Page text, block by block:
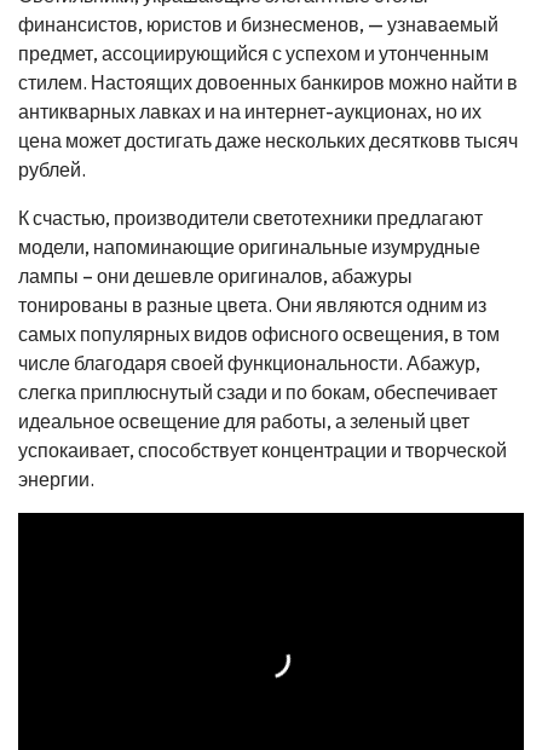
финансистов, юристов и бизнесменов, — узнаваемый
предмет, ассоциирующийся с успехом и утонченным
стилем. Настоящих довоенных банкиров можно найти в
антикварных лавках и на интернет-аукционах, но их
цена может достигать даже нескольких десятковв тысяч
рублей.
К счастью, производители светотехники предлагают
модели, напоминающие оригинальные изумрудные
лампы – они дешевле оригиналов, абажуры
тонированы в разные цвета. Они являются одним из
самых популярных видов офисного освещения, в том
числе благодаря своей функциональности. Абажур,
слегка приплюснутый сзади и по бокам, обеспечивает
идеальное освещение для работы, а зеленый цвет
успокаивает, способствует концентрации и творческой
энергии.